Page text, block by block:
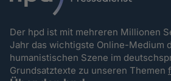
Der hpd ist mit mehreren Millionen
Jahr das wichtigste Online-Medium
humanistischen Szene im
Grundsatztexte zu unseren Themen